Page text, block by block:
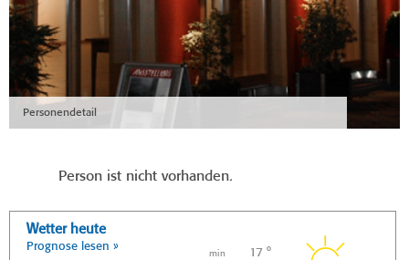
Personendetail
Person ist nicht vorhanden.
Wetter heute
Prognose lesen »
min 17 °